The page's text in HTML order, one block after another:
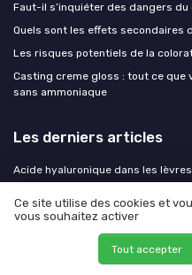
Faut-il s’inquiéter des dangers du
Quels sont les effets secondaires
Les risques potentiels de la
Casting creme gloss : tout ce que
sans ammoniaque
Les derniers articles
Acide hyaluronique dans les
naturel
Morpheus 8 avant après : ce que
Morpheus 8 avant après : ce que
Ce site utilise des cookies et
vous souhaitez activer
Tout accepter